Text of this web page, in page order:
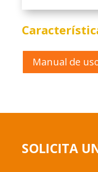
Manual de
SOLICITA